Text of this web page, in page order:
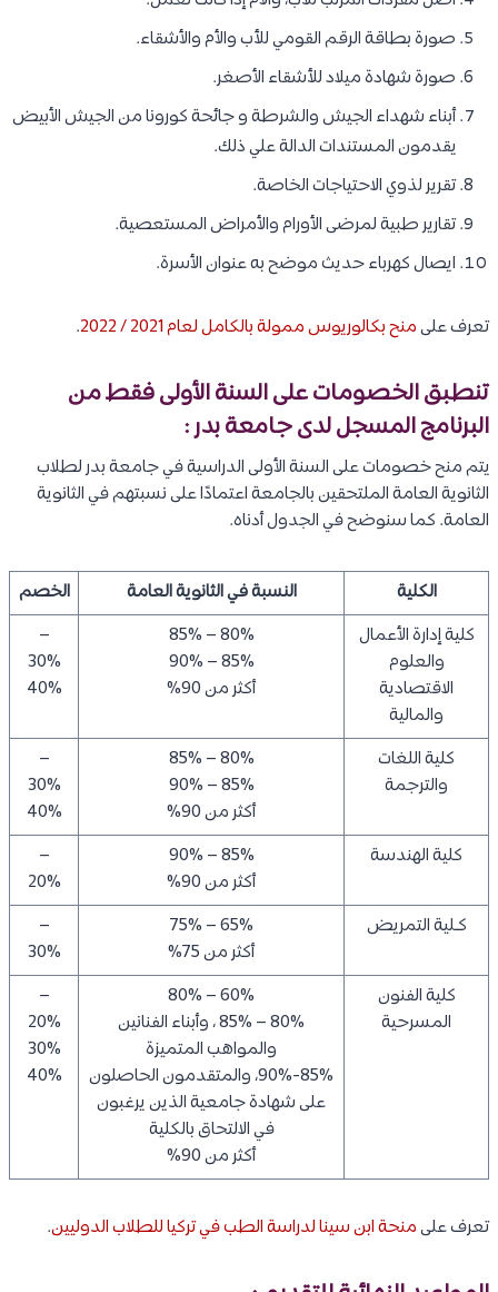
صورة بطاقة الرقم القومي للأب والأم والأشقاء.
صورة شهادة ميلاد للأشقاء الأصغر.
أبناء شهداء الجيش والشرطة و جائحة كورونا من الجيش الأبيض
يقدمون المستندات الدالة علي ذلك.
تقرير لذوي الاحتياجات الخاصة.
تقارير طبية لمرضى الأورام والأمراض المستعصية.
ايصال كهرباء حديث موضح به عنوان الأسرة.
تعرف علىمنح بكالوريوس ممولة بالكامل لعام 2021 / 2022 .
تنطبق الخصومات على السنة الأولى فقط من
البرنامج المسجل لدى جامعة بدر :
يتم منح خصومات على السنة الأولى الدراسية في جامعة بدر لطلاب
الثانوية العامة الملتحقين بالجامعة اعتمادًا على نسبتهم في الثانوية
العامة. كما سنوضح في الجدول أدناه.
الكلية النسبة في الثانوية العامة
الخصم
كلية إدارة الأعمال
والعلوم
الاقتصادية
والمالية
80% – 85%
85% – 90%
أكثر من 90%
–
30%
40%
كلية اللغات
والترجمة
80% – 85%
85% – 90%
أكثر من 90%
–
30%
40%
كلية الهندسة
85% – 90%
أكثر من 90%
–
20%
كـلية التمريض
65% – 75%
أكثر من 75%
–
30%
كلية الفنون
المسرحية
60% – 80%
80% – 85% ، وأبناء الفنانين
والمواهب المتميزة
85%-90%، والمتقدمون الحاصلون
على شهادة جامعية الذين يرغبون
في الالتحاق بالكلية
أكثر من 90%
–
20%
30%
40%
تعرف علىمنحة ابن سينا لدراسة الطب في تركيا للطلاب الدوليين.